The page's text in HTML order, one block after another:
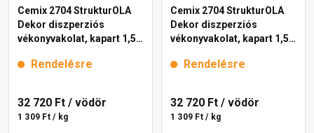
Cemix 2704 StrukturOLA
Dekor diszperziós
vékonyvakolat, kapart 1,5
Rendelésre
32 720 Ft / vödör
1 309 Ft / kg
Cemix 2704 StrukturOLA
Dekor diszperziós
vékonyvakolat, kapart 1,5
Rendelésre
32 720 Ft / vödör
1 309 Ft / kg